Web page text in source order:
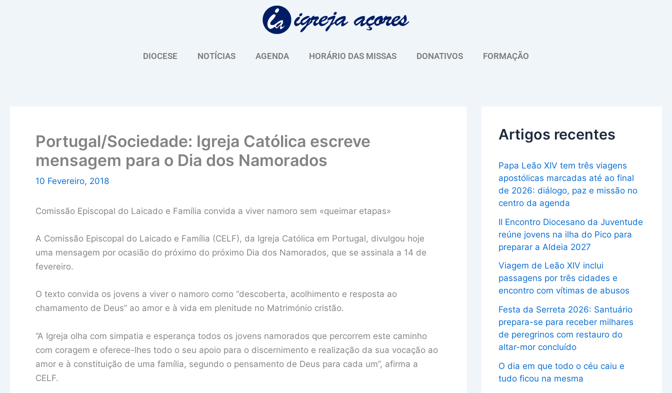
DIOCESE NOTÍCIAS AGENDA HORÁRIO DAS MISSAS DONATIVOS FORMAÇÃO
Portugal/Sociedade: Igreja Católica escreve
mensagem para o Dia dos Namorados
10 Fevereiro, 2018
Comissão Episcopal do Laicado e Família convida a viver namoro sem «queimar etapas»
A Comissão Episcopal do Laicado e Família (CELF), da Igreja Católica em Portugal, divulgou hoje
uma mensagem por ocasião do próximo do próximo Dia dos Namorados, que se assinala a 14 de
fevereiro.
O texto convida os jovens a viver o namoro como “descoberta, acolhimento e resposta ao
chamamento de Deus” ao amor e à vida em plenitude no Matrimónio cristão.
“A Igreja olha com simpatia e esperança todos os jovens namorados que percorrem este caminho
com coragem e oferece-lhes todo o seu apoio para o discernimento e realização da sua vocação ao
amor e à constituição de uma família, segundo o pensamento de Deus para cada um”, afirma a
CELF.
Artigos recentes
Papa Leão XIV tem três viagens
apostólicas marcadas até ao final
de 2026: diálogo, paz e missão no
centro da agenda
II Encontro Diocesano da Juventude
reúne jovens na ilha do Pico para
preparar a Aldeia 2027
Viagem de Leão XIV inclui
passagens por três cidades e
encontro com vítimas de abusos
Festa da Serreta 2026: Santuário
prepara-se para receber milhares
de peregrinos com restauro do
altar-mor concluído
O dia em que todo o céu caiu e
tudo ficou na mesma
u